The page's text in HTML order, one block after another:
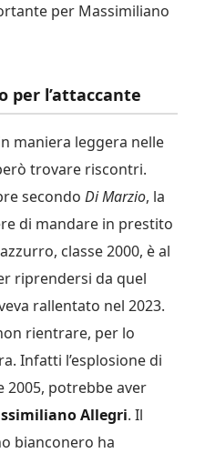
per Massimiliano
per l’attaccante
maniera leggera nelle
trovare riscontri.
secondo Di Marzio, la
di mandare in prestito
classe 2000, è al
riprendersi da quel
rallentato nel 2023.
rientrare, per lo
Infatti l’esplosione di
2005, potrebbe aver
Allegri. Il
bianconero ha